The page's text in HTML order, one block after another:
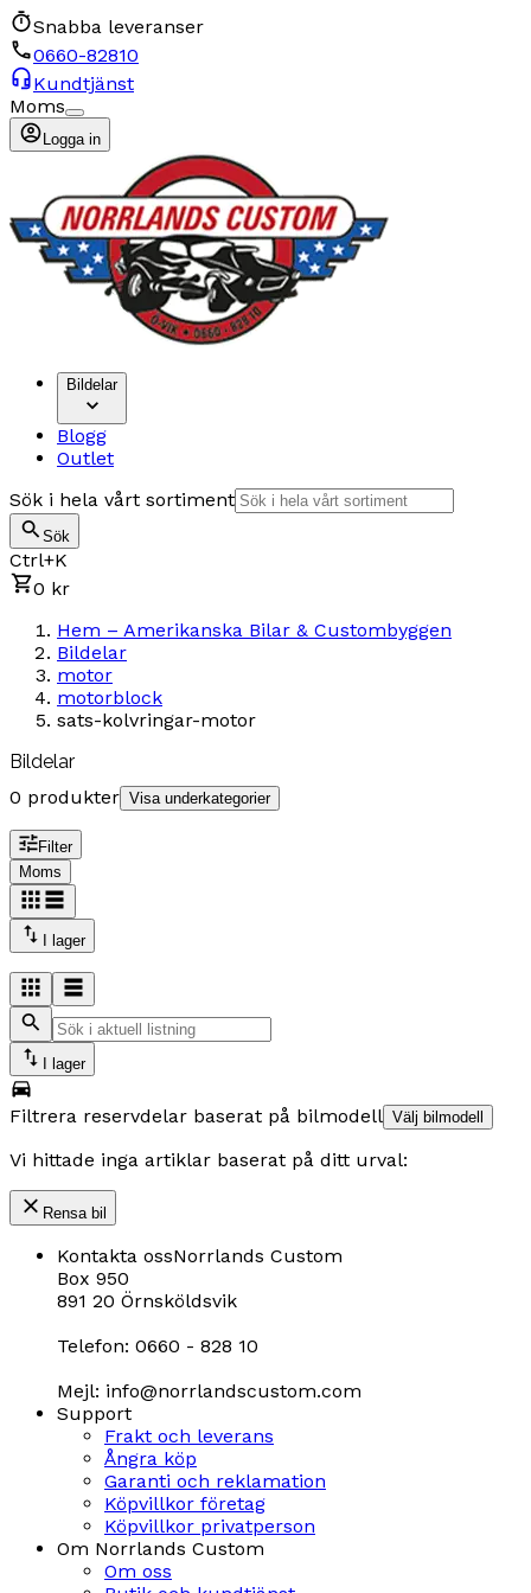
Snabba leveranser
0660-82810
Kundtjänst
Moms
Logga in
Bildelar
Blogg
Outlet
Sök i hela vårt sortiment
Sök
Ctrl+K
0 kr
Hem – Amerikanska Bilar & Custombyggen
Bildelar
motor
motorblock
sats-kolvringar-motor
Bildelar
0 produkter Visa underkategorier
Filter
Moms
I lager
I lager
Filtrera reservdelar baserat på bilmodell Välj bilmodell
Vi hittade inga artiklar baserat på ditt urval:
Rensa bil
Kontakta ossNorrlands Custom
Box 950
891 20 Örnsköldsvik
Telefon: 0660 - 828 10
Mejl: info@norrlandscustom.com
Support
Frakt och leverans
Ångra köp
Garanti och reklamation
Köpvillkor företag
Köpvillkor privatperson
Om Norrlands Custom
Om oss